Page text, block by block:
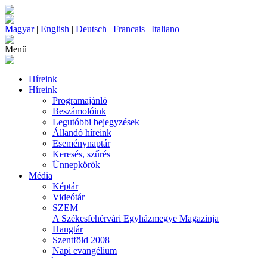
Magyar| English | Deutsch | Francais | Italiano
Menü
Híreink
Híreink
Programajánló
Beszámolóink
Legutóbbi bejegyzések
Állandó híreink
Eseménynaptár
Keresés, szűrés
Ünnepkörök
Média
Képtár
Videótár
SZEM
A Székesfehérvári Egyházmegye Magazinja
Hangtár
Szentföld 2008
Napi evangélium